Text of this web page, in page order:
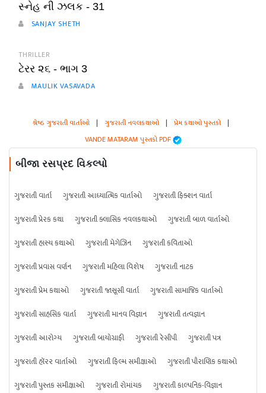
સ્નેહ ની ઝલક - 31
SANJAY SHETH
THRILLER
ટેરર ૨૬ - ભાગ 3
MAULIK VASAVADA
શ્રેષ્ઠ ગુજરાતી વાર્તાઓ | ગુજરાતી નવલકથાઓ | પ્રેમ કથાઓ પુસ્તકો |
VANDE MATARAM પુસ્તકો PDF
બીજા રસપ્રદ વિકલ્પો
ગુજરાતી વાર્તા ગુજરાતી આધ્યાત્મિક વાર્તાઓ
ગુજરાતી ફિક્શન વાર્તા
ગુજરાતી પ્રેરક કથા
ગુજરાતી ક્લાસિક નવલકથાઓ
ગુજરાતી બાળ વાર્તાઓ
ગુજરાતી હાસ્ય કથાઓ
ગુજરાતી મેગેઝિન
ગુજરાતી કવિતાઓ
ગુજરાતી પ્રવાસ વર્ણન
ગુજરાતી મહિલા વિશેષ
ગુજરાતી નાટક
ગુજરાતી પ્રેમ કથાઓ
ગુજરાતી જાસૂસી વાર્તા
ગુજરાતી સામાજિક વાર્તાઓ
ગુજરાતી સાહસિક વાર્તા
ગુજરાતી માનવ વિજ્ઞાન
ગુજરાતી તત્વજ્ઞાન
ગુજરાતી આરોગ્ય
ગુજરાતી બાયોગ્રાફી ગુજરાતી રેસીપી
ગુજરાતી પત્ર
ગુજરાતી હૉરર વાર્તાઓ
ગુજરાતી ફિલ્મ સમીક્ષાઓ
ગુજરાતી પૌરાણિક કથાઓ
ગુજરાતી પુસ્તક સમીક્ષાઓ
ગુજરાતી રોમાંચક
ગુજરાતી કાલ્પનિક-વિજ્ઞાન